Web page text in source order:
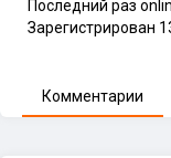
Последний раз
Зарегистрирован
Комментарии